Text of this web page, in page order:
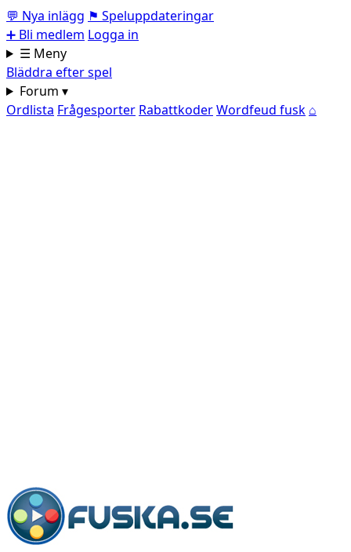
💬 Nya inlägg ⚑ Speluppdateringar
➕ Bli medlem Logga in
☰ Meny
Bläddra efter spel
Forum ▾
Ordlista Frågesporter RabattkoderWordfeud fusk ⌂